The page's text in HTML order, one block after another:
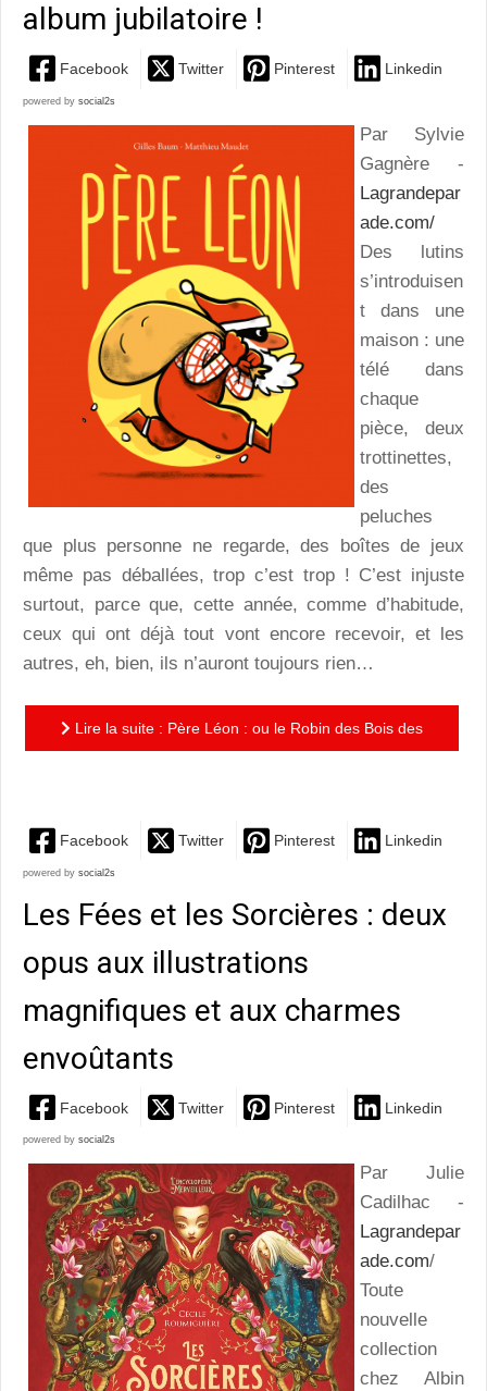
album jubilatoire !
Facebook Twitter Pinterest Linkedin
powered by social2s
Par Sylvie
Gagnère -
Lagrandepar
ade.com/
Des lutins
s’introduisen
t dans une
maison : une
télé dans
chaque
pièce, deux
trottinettes,
des
peluches
que plus personne ne regarde, des boîtes de jeux
même pas déballées, trop c’est trop ! C’est injuste
surtout, parce que, cette année, comme d’habitude,
ceux qui ont déjà tout vont encore recevoir, et les
autres, eh, bien, ils n’auront toujours rien…
Lire la suite : Père Léon : ou le Robin des Bois des
Facebook Twitter Pinterest Linkedin
powered by social2s
Les Fées et les Sorcières : deux
opus aux illustrations
magnifiques et aux charmes
envoûtants
Facebook Twitter Pinterest Linkedin
powered by social2s
Par Julie
Cadilhac -
Lagrandepar
ade.com/
Toute
nouvelle
collection
chez Albin